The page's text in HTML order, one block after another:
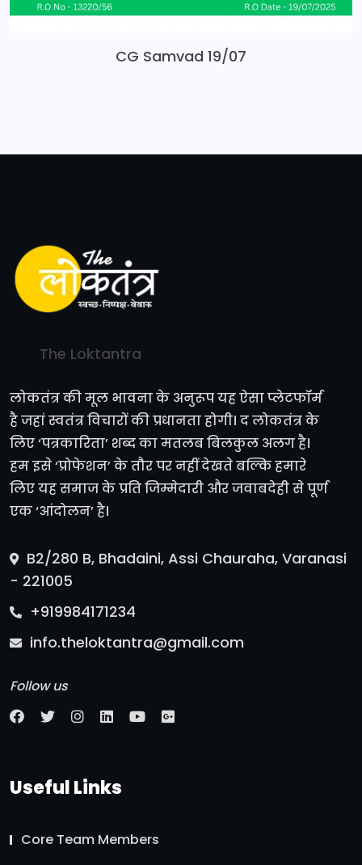
CG Samvad 19/07
The Loktantra
लोकतंत्र की मूल भावना के अनुरूप यह ऐसा प्लेटफॉर्म
है जहां स्वतंत्र विचारों की प्रधानता होगी। द लोकतंत्र के
लिए ‘पत्रकारिता’ शब्द का मतलब बिलकुल अलग है।
हम इसे ‘प्रोफेशन’ के तौर पर नहीं देखते बल्कि हमारे
लिए यह समाज के प्रति जिम्मेदारी और जवाबदेही से पूर्ण
एक ‘आंदोलन’ है।
B2/280 B, Bhadaini, Assi Chauraha, Varanasi
- 221005
+919984171234
info.theloktantra@gmail.com
Follow us
Useful Links
Core Team Members